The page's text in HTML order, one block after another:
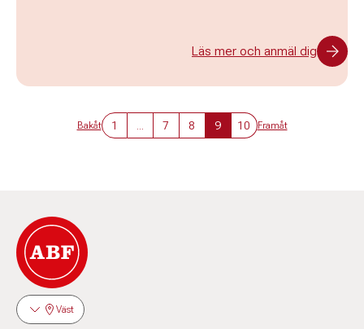
Läs mer och anmäl dig
Bakåt 1 7 8 9 10 Framåt
Väst